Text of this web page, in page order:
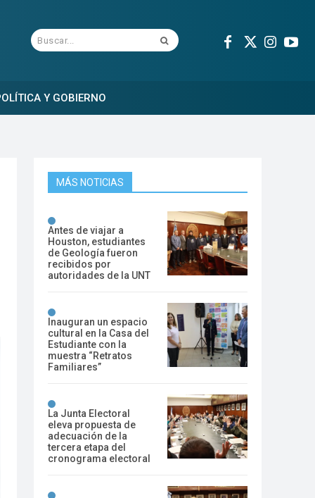
Buscar...
Y GOBIERNO
MÁS NOTICIAS
Antes de viajar a
Houston, estudiantes
de Geología fueron
recibidos por
autoridades de la UNT
Inauguran un espacio
cultural en la Casa del
Estudiante con la
muestra “Retratos
Familiares”
La Junta Electoral
eleva propuesta de
adecuación de la
tercera etapa del
cronograma electoral